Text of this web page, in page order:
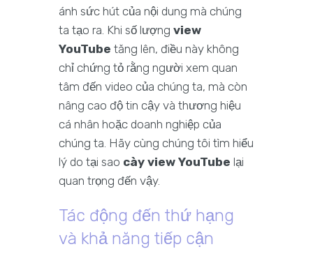
ánh sức hút của nội dung mà chúng
ta tạo ra. Khi số lượng view
YouTube tăng lên, điều này không
chỉ chứng tỏ rằng người xem quan
tâm đến video của chúng ta, mà còn
nâng cao độ tin cậy và thương hiệu
cá nhân hoặc doanh nghiệp của
chúng ta. Hãy cùng chúng tôi tìm hiểu
lý do tại sao cày view YouTube lại
quan trọng đến vậy.
Tác động đến thứ hạng
và khả năng tiếp cận